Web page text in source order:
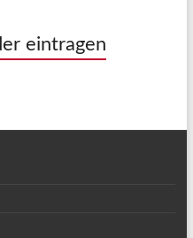
eintragen